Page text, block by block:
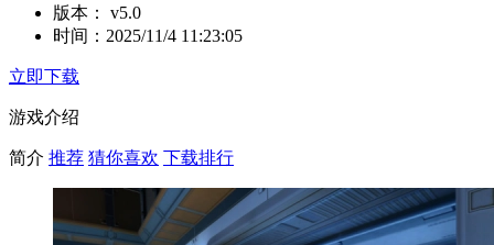
版本：
v5.0
时间： 2025/11/4 11:23:05
立即下载
游戏介绍
简介 推荐 猜你喜欢 下载排行